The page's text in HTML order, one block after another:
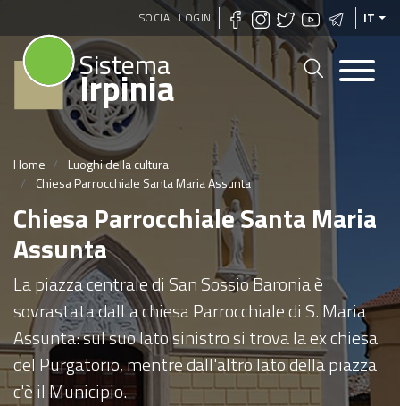
Salta
al
contenuto
principale
SOCIAL LOGIN IT
Sistema
Irpinia
Home
Luoghi della cultura
Chiesa Parrocchiale Santa Maria Assunta
Chiesa Parrocchiale Santa Maria
Assunta
La piazza centrale di San Sossio Baronia è
sovrastata dalLa chiesa Parrocchiale di S. Maria
Assunta: sul suo lato sinistro si trova la ex chiesa
del Purgatorio, mentre dall'altro lato della piazza
c'è il Municipio.